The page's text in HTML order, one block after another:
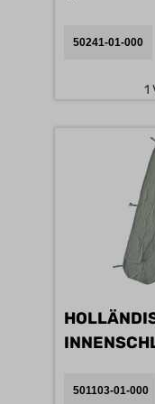
50241-01-000
1
501103-01-000